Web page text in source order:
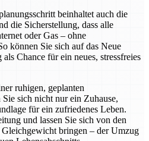
beinhaltet auch die
die Sicherstellung, dass alle
oder Gas – ohne
können Sie sich auf das Neue
Chance für ein neues, stressfreies
ruhigen, geplanten
sich nicht nur ein Zuhause,
für ein zufriedenes Leben.
und lassen Sie sich von den
bringen – der Umzug